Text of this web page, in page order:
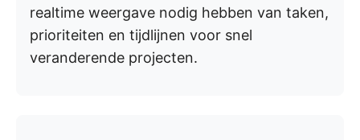
realtime weergave nodig hebben van taken,
prioriteiten en tijdlijnen voor snel
veranderende projecten.